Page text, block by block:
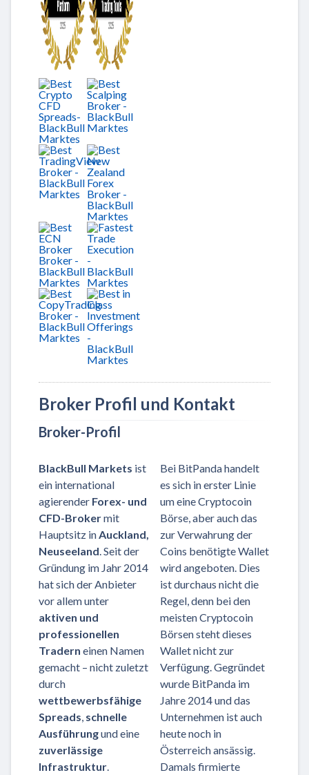
Broker Profil und Kontakt
Broker-Profil
BlackBull Markets ist
ein international
agierender Forex- und
CFD-Brokermit
Hauptsitz in Auckland,
Neuseeland . Seit der
Gründung im Jahr 2014
hat sich der Anbieter
vor allem unter
aktiven und
professionellen
Tradern einen Namen
gemacht – nicht zuletzt
durch
wettbewerbsfähige
Spreads schnelle
Ausführungund eine
zuverlässige
Infrastruktur
Bei BitPanda handelt
es sich in erster Linie
um eine Cryptocoin
Börse, aber auch das
zur Verwahrung der
Coins benötigte Wallet
wird angeboten. Dies
ist durchaus nicht die
Regel, denn bei den
meisten Cryptocoin
Börsen steht dieses
Wallet nicht zur
Verfügung. Gegründet
wurde BitPanda im
Jahre 2014 und das
Unternehmen ist auch
heute noch in
Österreich ansässig.
Damals firmierte